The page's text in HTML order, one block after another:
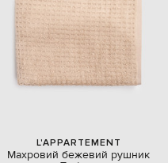
L'APPARTEMENT
Махровий бежевий рушник